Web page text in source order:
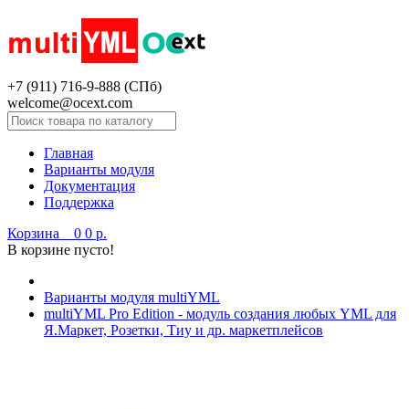
+7 (911) 716-9-888 (СПб)
welcome@ocext.com
Главная
Варианты модуля
Документация
Поддержка
Корзина
0 0 р.
В корзине пусто!
Варианты модуля multiYML
multiYML Pro Edition - модуль создания любых YML для
Я.Маркет, Розетки, Тиу и др. маркетплейсов